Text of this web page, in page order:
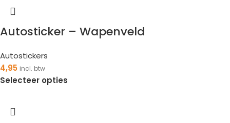
Autosticker – Wapenveld
Autostickers
4,95 incl. btw
Selecteer opties